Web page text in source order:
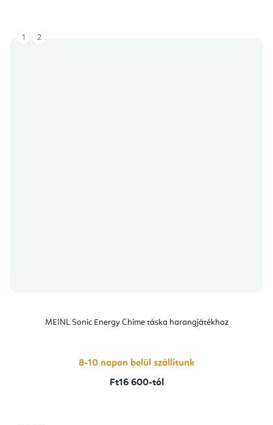
MEINL Sonic Energy Chime táska harangjátékhoz
8-10 napon belül szállítunk
Ft16 600-tól
1 2